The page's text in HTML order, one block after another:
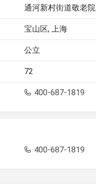
通河新村街道敬老院
宝山区, 上海
公立
72
400-687-1819
400-687-1819